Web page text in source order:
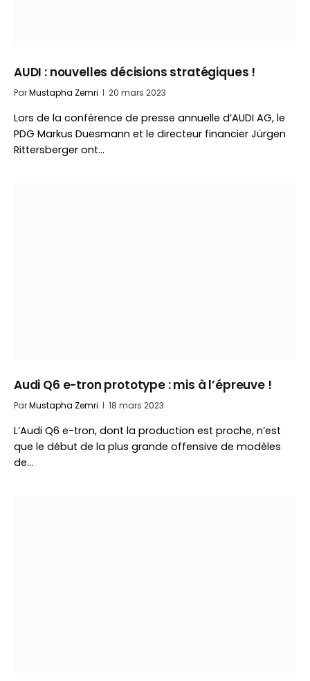
AUDI : nouvelles décisions stratégiques !
ParMustapha Zemri 20 mars 2023
Lors de la conférence de presse annuelle d’AUDI AG, le
PDG Markus Duesmann et le directeur financier Jürgen
Rittersberger ont…
Audi Q6 e-tron prototype : mis à l’épreuve !
ParMustapha Zemri 18 mars 2023
L’Audi Q6 e-tron, dont la production est proche, n’est
que le début de la plus grande offensive de modèles
de…